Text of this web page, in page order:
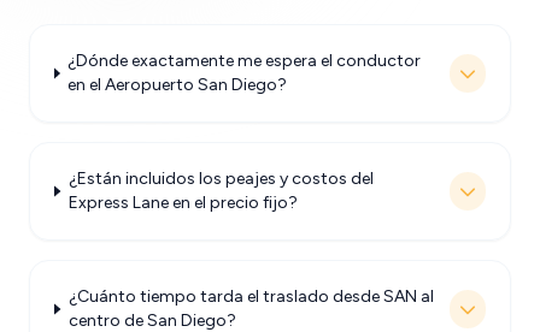
¿Dónde exactamente me espera el conductor
en el Aeropuerto San Diego?
¿Están incluidos los peajes y costos del
Express Lane en el precio fijo?
¿Cuánto tiempo tarda el traslado desde SAN al
centro de San Diego?